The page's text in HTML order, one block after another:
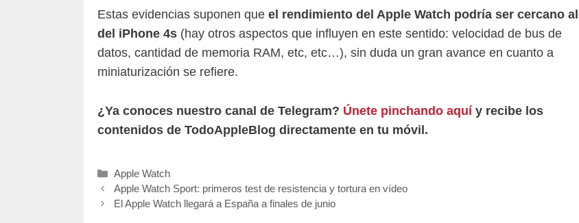
Estas evidencias suponen que el rendimiento del Apple Watch podría ser cercano al
del iPhone 4s (hay otros aspectos que influyen en este sentido: velocidad de bus de
datos, cantidad de memoria RAM, etc, etc…), sin duda un gran avance en cuanto a
miniaturización se refiere.
¿Ya conoces nuestro canal de Telegram? Únete pinchando aquí y recibe los
contenidos de TodoAppleBlog directamente en tu móvil.
Categorías
Apple Watch
Apple Watch Sport: primeros test de resistencia y tortura en vídeo
El Apple Watch llegará a España a finales de junio